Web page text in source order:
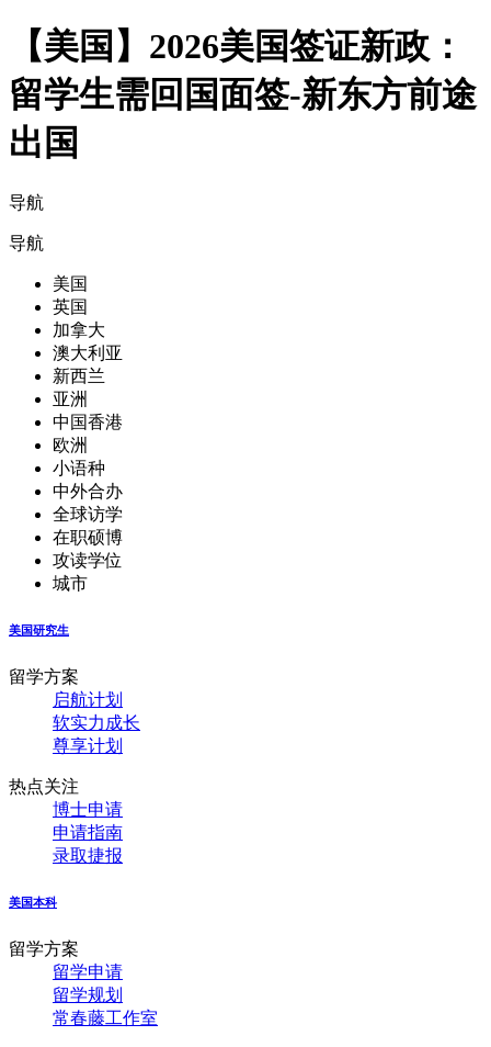
【美国】2026美国签证新政：
留学生需回国面签-新东方前途
出国
导航
导航
美国
英国
加拿大
澳大利亚
新西兰
亚洲
中国香港
欧洲
小语种
中外合办
全球访学
在职硕博
攻读学位
城市
美国研究生
留学方案
启航计划
软实力成长
尊享计划
热点关注
博士申请
申请指南
录取捷报
美国本科
留学方案
留学申请
留学规划
常春藤工作室